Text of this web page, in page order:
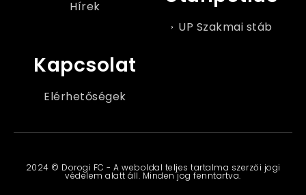
Hírek
UP Szakmai stáb
Kapcsolat
Elérhetőségek
2024 © Dorogi FC - A weboldal teljes tartalma szerzői jogi
védelem alatt áll. Minden jog fenntartva.